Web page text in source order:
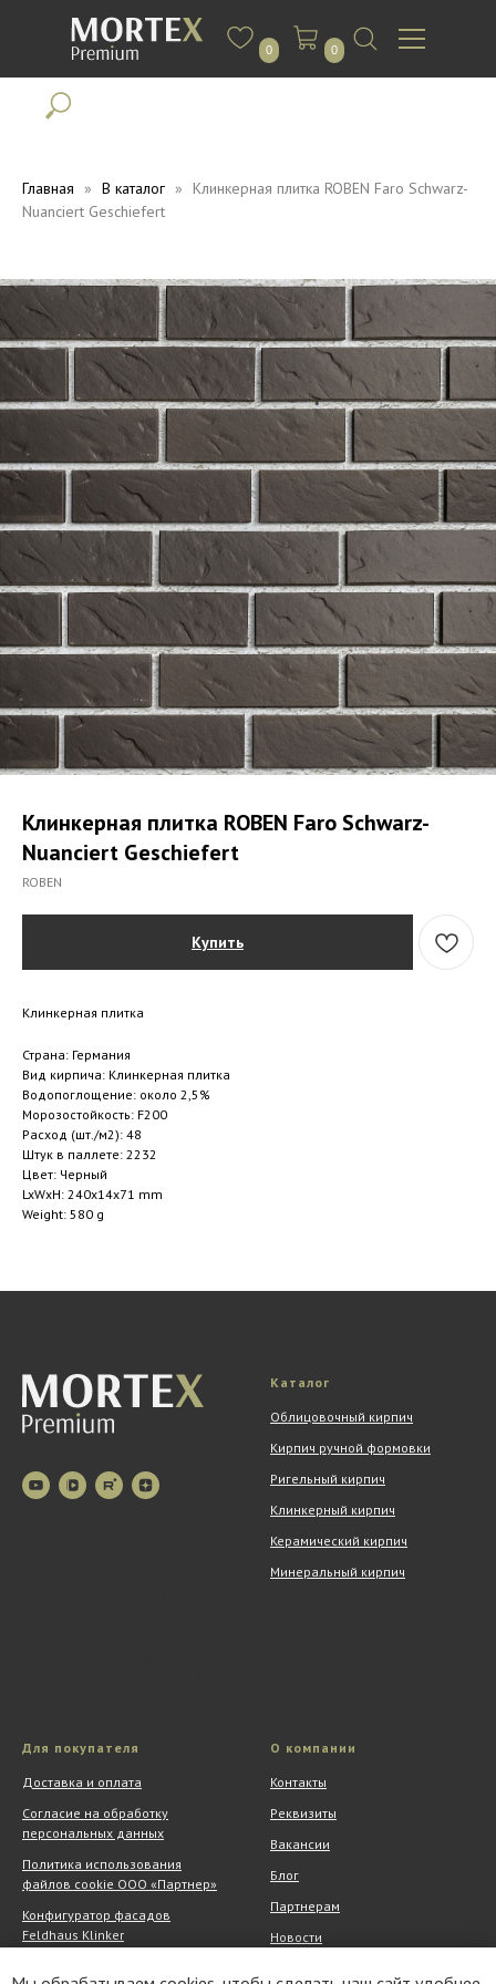
0 0
Главная В каталог
Клинкерная плитка ROBEN Faro Schwarz-
Nuanciert Geschiefert
Клинкерная плитка ROBEN Faro Schwarz-
Nuanciert Geschiefert
ROBEN
Купить
Клинкерная плитка
Страна: Германия
Вид кирпича: Клинкерная плитка
Водопоглощение: около 2,5%
Морозостойкость: F200
Расход (шт./м2): 48
Штук в паллете: 2232
Цвет: Черный
LxWxH: 240x14x71 mm
Weight: 580 g
Каталог
Облицовочный кирпич
Кирпич ручной формовки
Ригельный кирпич
Клинкерный кирпич
Керамический кирпич
Минеральный кирпич
Для покупателя
Доставка и оплата
Согласие на обработку
персональных данных
Политика использования
файлов cookie ООО «Партнер»
Конфигуратор фасадов
Feldhaus Klinker
О компании
Контакты
Реквизиты
Вакансии
Блог
Партнерам
Новости